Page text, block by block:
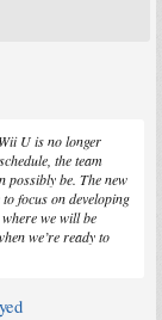
U is no longer
the team
possibly be. The new
focus on developing
we will be
we’re ready to